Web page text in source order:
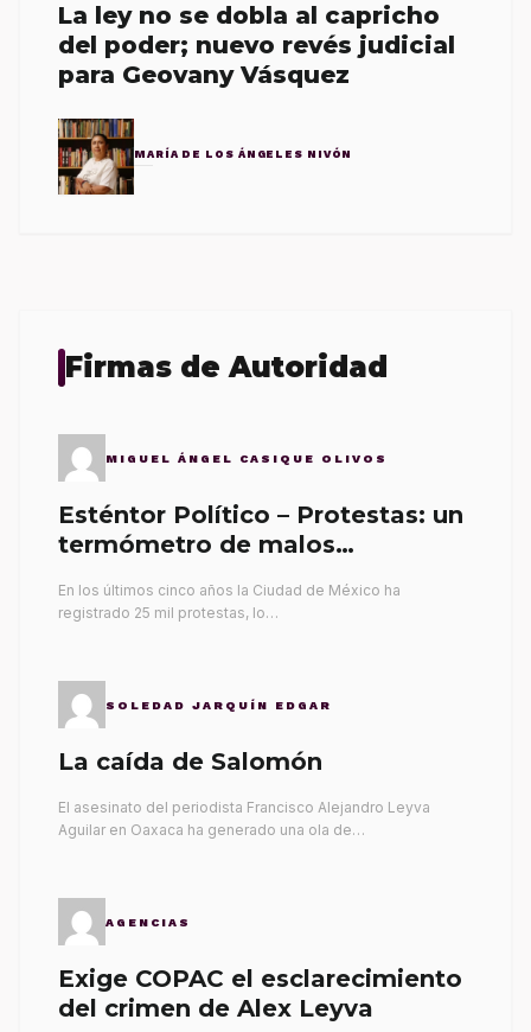
La ley no se dobla al capricho
del poder; nuevo revés judicial
para Geovany Vásquez
MARÍA DE LOS ÁNGELES NIVÓN
Firmas de Autoridad
MIGUEL ÁNGEL CASIQUE OLIVOS
Esténtor Político – Protestas: un
termómetro de malos
En los últimos cinco años la Ciudad de México ha
registrado 25 mil protestas, lo…
SOLEDAD JARQUÍN EDGAR
La caída de Salomón
El asesinato del periodista Francisco Alejandro Leyva
Aguilar en Oaxaca ha generado una ola de…
AGENCIAS
Exige COPAC el esclarecimiento
del crimen de Alex Leyva